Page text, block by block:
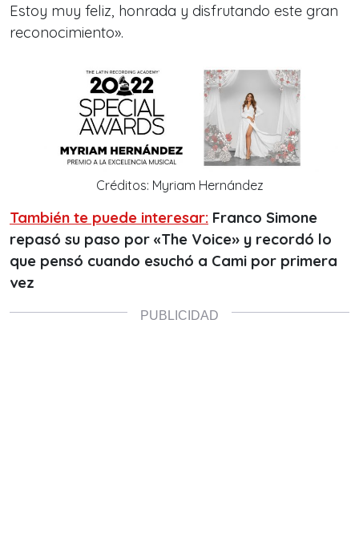
Estoy muy feliz, honrada y disfrutando este gran
reconocimiento».
Créditos: Myriam Hernández
También te puede interesar: Franco Simone
repasó su paso por «The Voice» y recordó lo
que pensó cuando esuchó a Cami por primera
vez